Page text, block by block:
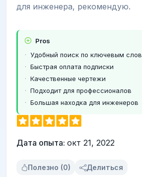
для инженера, рекомендую.
Pros
Удобный поиск по ключевым
Быстрая оплата подписки
Качественные чертежи
Подходит для профессионалов
Большая находка для инженеров
Дата опыта: окт 21, 2022
Полезно (0) Делиться